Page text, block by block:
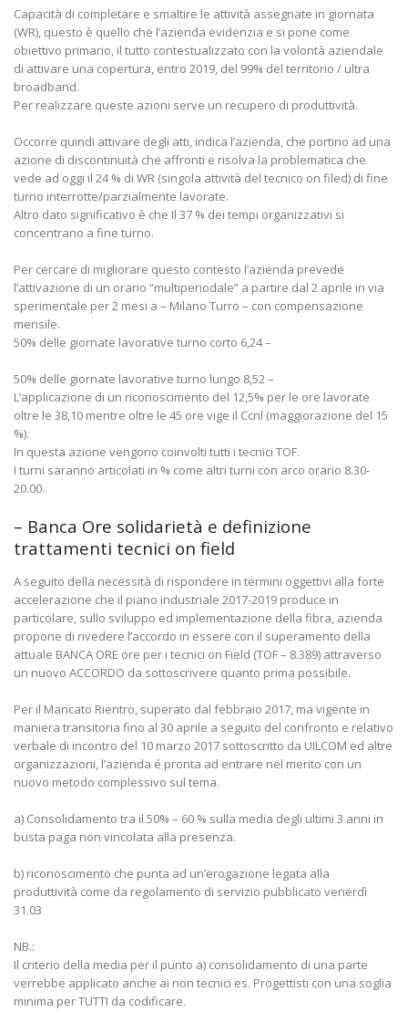
Capacità di completare e smaltire le attività assegnate in giornata
(WR), questo è quello che l’azienda evidenzia e si pone come
obiettivo primario, il tutto contestualizzato con la volontà aziendale
di attivare una copertura, entro 2019, del 99% del territorio / ultra
broadband.
Per realizzare queste azioni serve un recupero di produttività.
Occorre quindi attivare degli atti, indica l’azienda, che portino ad una
azione di discontinuità che affronti e risolva la problematica che
vede ad oggi il 24 % di WR (singola attività del tecnico on filed) di fine
turno interrotte/parzialmente lavorate.
Altro dato significativo è che Il 37 % dei tempi organizzativi si
concentrano a fine turno.
Per cercare di migliorare questo contesto l’azienda prevede
l’attivazione di un orario “multiperiodale” a partire dal 2 aprile in via
sperimentale per 2 mesi a – Milano Turro – con compensazione
mensile.
50% delle giornate lavorative turno corto 6,24 –
50% delle giornate lavorative turno lungo 8,52 –
L’applicazione di un riconoscimento del 12,5% per le ore lavorate
oltre le 38,10 mentre oltre le 45 ore vige il Ccnl (maggiorazione del 15
%).
In questa azione vengono coinvolti tutti i tecnici TOF.
I turni saranno articolati in % come altri turni con arco orario 8.30-
20.00.
– Banca Ore solidarietà e definizione
trattamenti tecnici on field
A seguito della necessità di rispondere in termini oggettivi alla forte
accelerazione che il piano industriale 2017-2019 produce in
particolare, sullo sviluppo ed implementazione della fibra, azienda
propone di rivedere l’accordo in essere con il superamento della
attuale BANCA ORE ore per i tecnici on Field (TOF – 8.389) attraverso
un nuovo ACCORDO da sottoscrivere quanto prima possibile.
Per il Mancato Rientro, superato dal febbraio 2017, ma vigente in
maniera transitoria fino al 30 aprile a seguito del confronto e relativo
verbale di incontro del 10 marzo 2017 sottoscritto da UILCOM ed altre
organizzazioni, l’azienda é pronta ad entrare nel merito con un
nuovo metodo complessivo sul tema.
a) Consolidamento tra il 50% – 60 % sulla media degli ultimi 3 anni in
busta paga non vincolata alla presenza.
b) riconoscimento che punta ad un’erogazione legata alla
produttività come da regolamento di servizio pubblicato venerdì
31.03
NB.:
Il criterio della media per il punto a) consolidamento di una parte
verrebbe applicato anche ai non tecnici es. Progettisti con una soglia
minima per TUTTI da codificare.